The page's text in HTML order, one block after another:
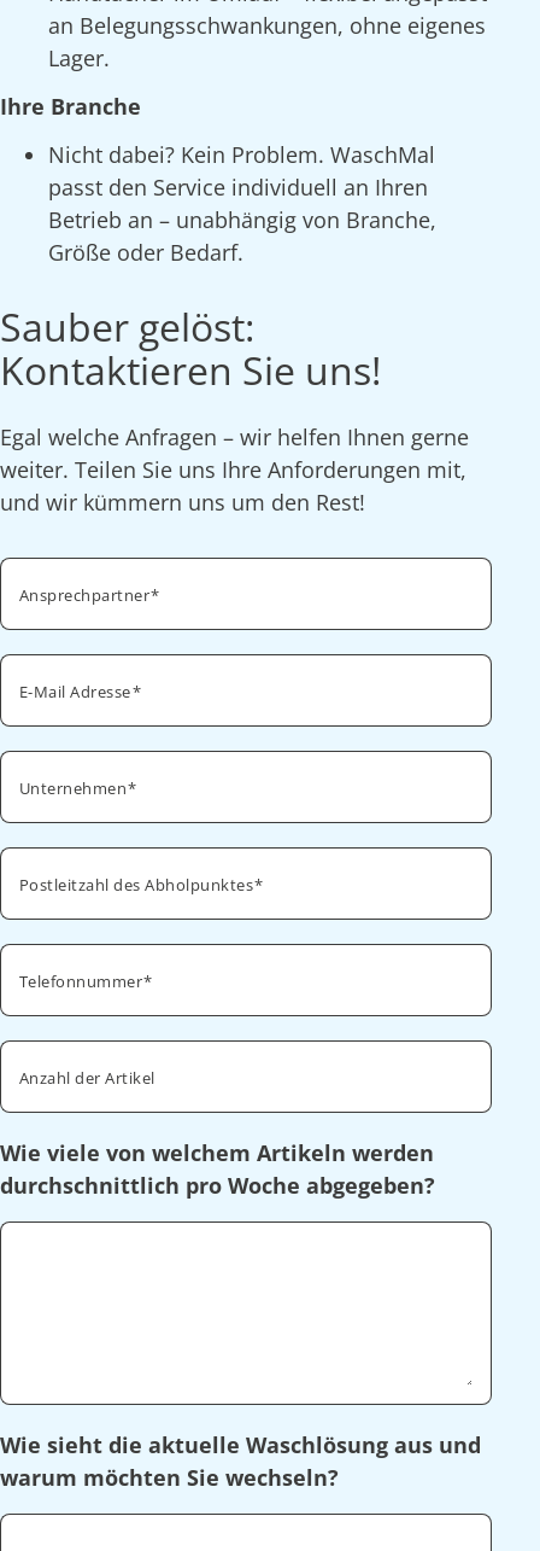
an Belegungsschwankungen, ohne eigenes
Lager.
Ihre Branche
Nicht dabei? Kein Problem. WaschMal
passt den Service individuell an Ihren
Betrieb an – unabhängig von Branche,
Größe oder Bedarf.
Sauber gelöst:
Kontaktieren Sie uns!
Egal welche Anfragen – wir helfen Ihnen gerne
weiter. Teilen Sie uns Ihre Anforderungen mit,
und wir kümmern uns um den Rest!
Ansprechpartner
E-Mail Adresse
Unternehmen
Postleitzahl des Abholpunktes
Telefonnummer
Anzahl der Artikel
Wie viele von welchem Artikeln werden
durchschnittlich pro Woche abgegeben?
Wie sieht die aktuelle Waschlösung aus und
warum möchten Sie wechseln?